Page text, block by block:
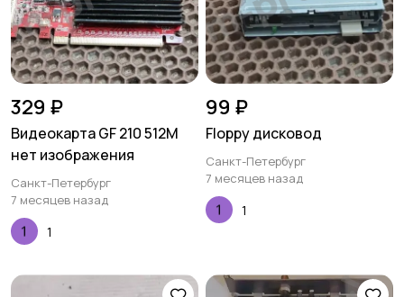
329 ₽
Видеокарта GF 210 512M
нет изображения
Санкт-Петербург
7 месяцев назад
1
99 ₽
Floppy дисковод
Санкт-Петербург
7 месяцев назад
1